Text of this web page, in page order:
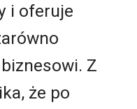
i oferuje
Z
że po